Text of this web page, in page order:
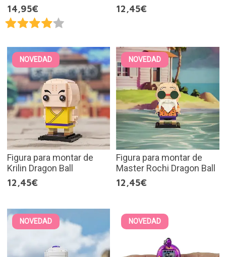
14,95€
12,45€
NOVEDAD
Figura para montar de
Krilin Dragon Ball
12,45€
NOVEDAD
Figura para montar de
Master Rochi Dragon Ball
12,45€
NOVEDAD NOVEDAD